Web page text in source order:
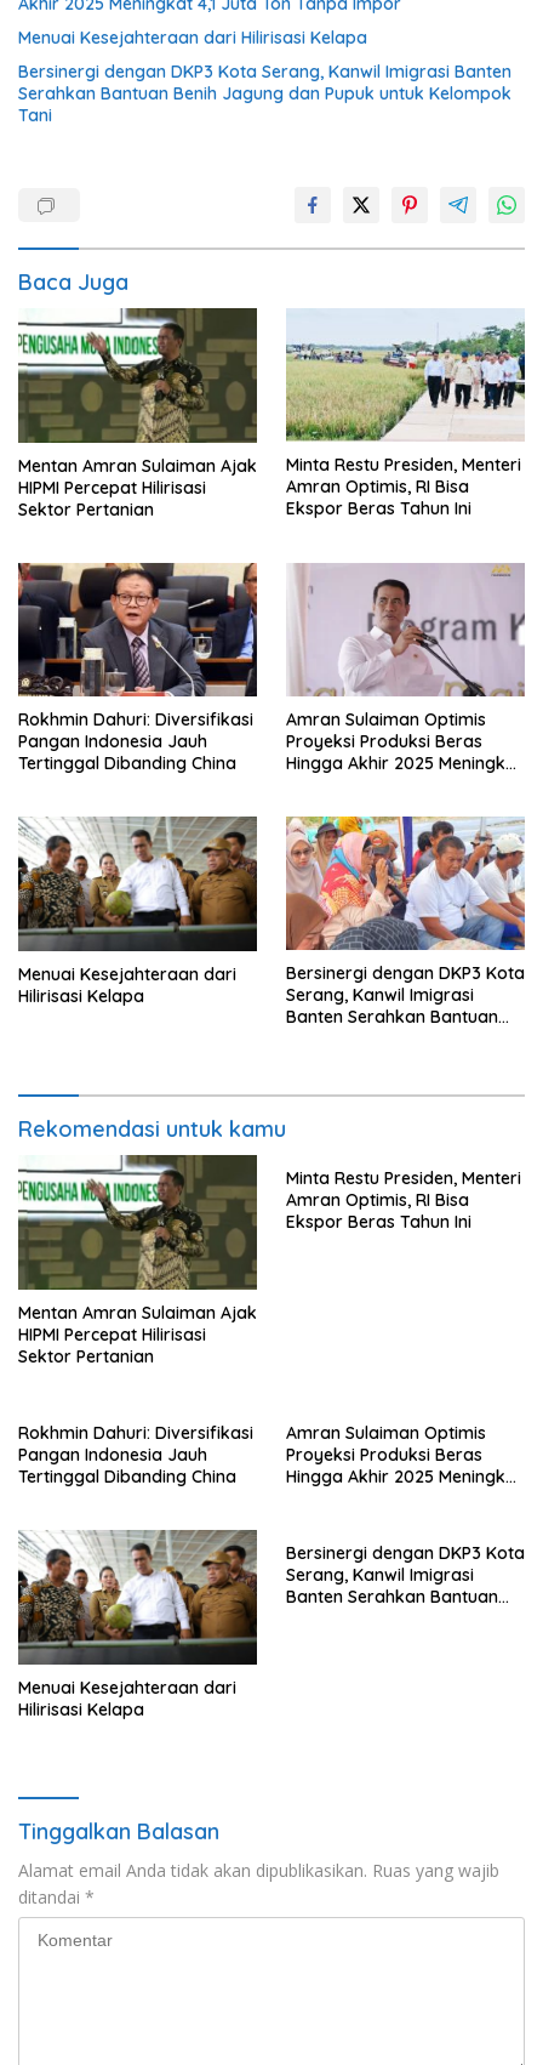
Menuai Kesejahteraan dari Hilirisasi Kelapa
Bersinergi dengan DKP3 Kota Serang, Kanwil Imigrasi Banten
Serahkan Bantuan Benih Jagung dan Pupuk untuk Kelompok
Tani
Baca Juga
Mentan Amran Sulaiman Ajak
HIPMI Percepat Hilirisasi
Sektor Pertanian
Minta Restu Presiden, Menteri
Amran Optimis, RI Bisa
Ekspor Beras Tahun Ini
Rokhmin Dahuri: Diversifikasi
Pangan Indonesia Jauh
Tertinggal Dibanding China
Amran Sulaiman Optimis
Proyeksi Produksi Beras
Hingga Akhir 2025 Meningkat
Menuai Kesejahteraan dari
Hilirisasi Kelapa
Bersinergi dengan DKP3 Kota
Serang, Kanwil Imigrasi
Banten Serahkan Bantuan
Rekomendasi untuk kamu
Mentan Amran Sulaiman Ajak
HIPMI Percepat Hilirisasi
Sektor Pertanian
Minta Restu Presiden, Menteri
Amran Optimis, RI Bisa
Ekspor Beras Tahun Ini
Rokhmin Dahuri: Diversifikasi
Pangan Indonesia Jauh
Tertinggal Dibanding China
Amran Sulaiman Optimis
Proyeksi Produksi Beras
Hingga Akhir 2025 Meningkat
Menuai Kesejahteraan dari
Hilirisasi Kelapa
Bersinergi dengan DKP3 Kota
Serang, Kanwil Imigrasi
Banten Serahkan Bantuan
Tinggalkan Balasan
Alamat email Anda tidak akan dipublikasikan. Ruas yang wajib
ditandai *